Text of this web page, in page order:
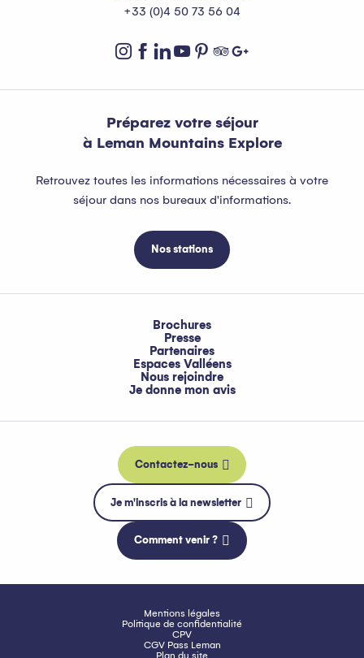
+33 (0)4 50 73 56 04
Préparez votre séjour
à Leman Mountains Explore
Retrouvez toutes les informations nécessaires à votre
séjour dans nos bureaux d'informations.
Nos stations
Brochures
Presse
Partenaires
Espaces Valléens
Nous rejoindre
Je donne mon avis
Contactez-nous
Je m'inscris à la newsletter
Comment venir ?
Mentions légales
Politique de confidentialité
CPV
CGV Pass Leman
Plan du site